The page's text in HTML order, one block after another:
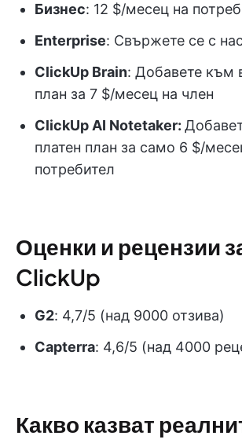
Бизнес: 12 $/месец на
Enterprise: Свържете се с
ClickUp Brain: Добавете към
план за 7 $/месец на член
ClickUp AI Notetaker:
платен план за само 6 $/
потребител
Оценки и рецензии
ClickUp
G2: 4,7/5 (над 9000 отзива)
Capterra: 4,6/5 (над 4000
Какво казват